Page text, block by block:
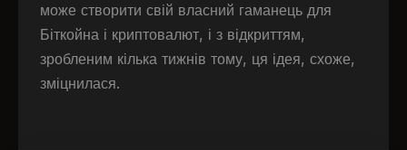
може створити свій власний гаманець для
Біткойна і криптовалют, і з відкриттям,
зробленим кілька тижнів тому, ця ідея, схоже,
зміцнилася.